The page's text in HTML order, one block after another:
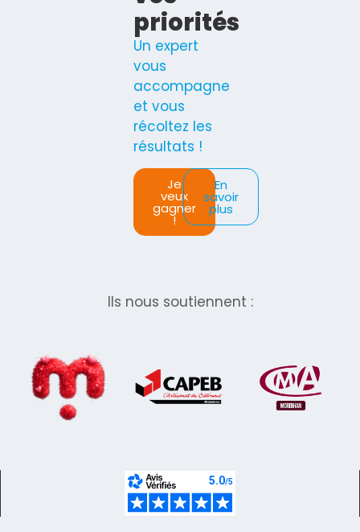
priorités
Un expert
vous
accompagne
et vous
récoltez les
résultats !
Je
veux
gagner
!
En
savoir
plus
Ils nous soutiennent :